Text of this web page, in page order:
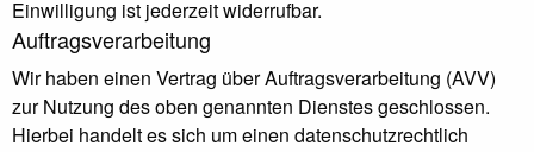
Einwilligung ist jederzeit widerrufbar.
Auftragsverarbeitung
Wir haben einen Vertrag über Auftragsverarbeitung (AVV)
zur Nutzung des oben genannten Dienstes geschlossen.
Hierbei handelt es sich um einen datenschutzrechtlich